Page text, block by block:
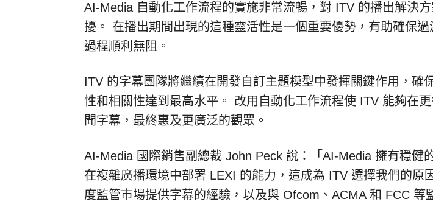
AI-Media 自動化工作流程的實施非常流暢，對 ITV 的播出解決
擾。 在播出期間出現的這種靈活性是一個重要優勢，有助確保過
過程順利無阻。
ITV 的字幕團隊將繼續在開發自訂主題模型中發揮關鍵作用，確
性和相關性達到最高水平。 改用自動化工作流程使 ITV 能夠在
聞字幕，最終惠及更廣泛的觀眾。
AI-Media 國際銷售副總裁 John Peck 說：「AI-Media 擁有穩健
在複雜廣播環境中部署 LEXI 的能力，這成為 ITV 選擇我們的原
度監管市場提供字幕的經驗，以及與 Ofcom、ACMA 和 FCC 等